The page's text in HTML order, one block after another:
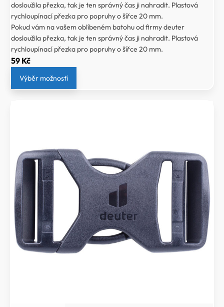
dosloužila přezka, tak je ten správný čas ji nahradit. Plastová
rychloupínací přezka pro popruhy o šířce 20 mm.
Pokud vám na vašem oblíbeném batohu od firmy deuter
dosloužila přezka, tak je ten správný čas ji nahradit. Plastová
rychloupínací přezka pro popruhy o šířce 20 mm.
59 Kč
Výběr možností